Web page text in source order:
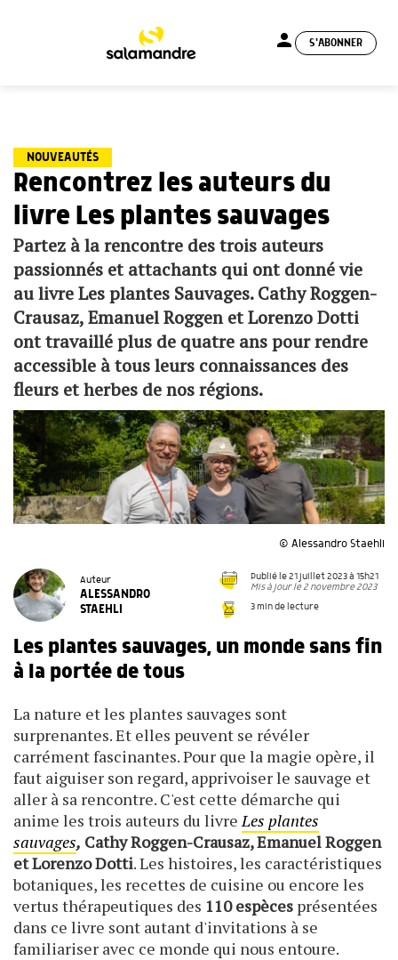
person S'ABONNER
NOUVEAUTÉS
Rencontrez les auteurs du
livre Les plantes sauvages
Partez à la rencontre des trois auteurs
passionnés et attachants qui ont donné vie
au livre Les plantes Sauvages. Cathy Roggen-
Crausaz, Emanuel Roggen et Lorenzo Dotti
ont travaillé plus de quatre ans pour rendre
accessible à tous leurs connaissances des
fleurs et herbes de nos régions.
© Alessandro Staehli
Auteur
ALESSANDRO
STAEHLI
Publié le 21 juillet 2023 à 15h21
Mis à jour le 2 novembre 2023
3 min de lecture
Les plantes sauvages, un monde sans fin
à la portée de tous
La nature et les plantes sauvages sont
surprenantes. Et elles peuvent se révéler
carrément fascinantes. Pour que la magie opère, il
faut aiguiser son regard, apprivoiser le sauvage et
aller à sa rencontre. C'est cette démarche qui
anime les trois auteurs du livre Les plantes
sauvages, Cathy Roggen-Crausaz, Emanuel Roggen
et Lorenzo Dotti. Les histoires, les caractéristiques
botaniques, les recettes de cuisine ou encore les
vertus thérapeutiques des 110 espèces présentées
dans ce livre sont autant d'invitations à se
familiariser avec ce monde qui nous entoure.